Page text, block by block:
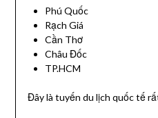
Phú Quốc
Rạch Giá
Cần Thơ
Châu Đốc
TP.HCM
Đây là tuyến du lịch quốc tế